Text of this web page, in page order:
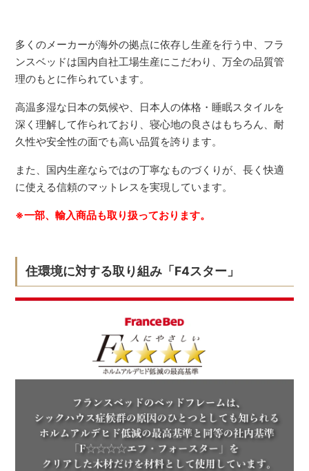
多くのメーカーが海外の拠点に依存し生産を行う中、フラ
ンスベッドは国内自社工場生産にこだわり、万全の品質管
理のもとに作られています。
高温多湿な日本の気候や、日本人の体格・睡眠スタイルを
深く理解して作られており、寝心地の良さはもちろん、耐
久性や安全性の面でも高い品質を誇ります。
また、国内生産ならではの丁寧なものづくりが、長く快適
に使える信頼のマットレスを実現しています。
※一部、輸入商品も取り扱っております。
住環境に対する取り組み「F4スター」